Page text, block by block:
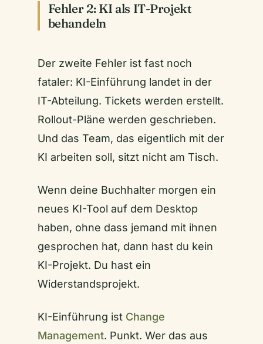
Fehler 2: KI als IT-Projekt
behandeln
Der zweite Fehler ist fast noch
fataler: KI-Einführung landet in der
IT-Abteilung. Tickets werden erstellt.
Rollout-Pläne werden geschrieben.
Und das Team, das eigentlich mit der
KI arbeiten soll, sitzt nicht am Tisch.
Wenn deine Buchhalter morgen ein
neues KI-Tool auf dem Desktop
haben, ohne dass jemand mit ihnen
gesprochen hat, dann hast du kein
KI-Projekt. Du hast ein
Widerstandsprojekt.
KI-Einführung ist Change
Management. Punkt. Wer das aus